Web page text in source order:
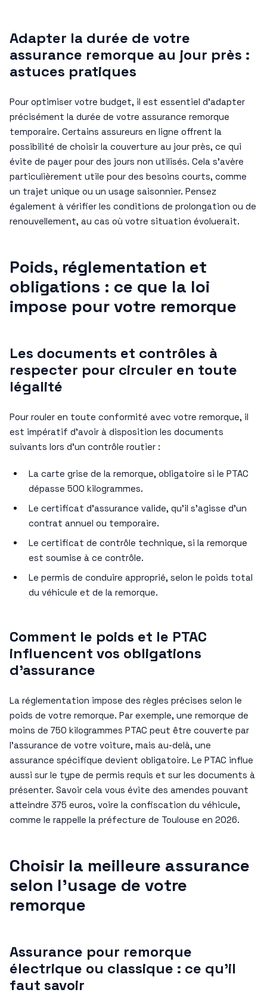
Adapter la durée de votre
assurance remorque au jour près :
astuces pratiques
Pour optimiser votre budget, il est essentiel d’adapter
précisément la durée de votre assurance remorque
temporaire. Certains assureurs en ligne offrent la
possibilité de choisir la couverture au jour près, ce qui
évite de payer pour des jours non utilisés. Cela s’avère
particulièrement utile pour des besoins courts, comme
un trajet unique ou un usage saisonnier. Pensez
également à vérifier les conditions de prolongation ou de
renouvellement, au cas où votre situation évoluerait.
Poids, réglementation et
obligations : ce que la loi
impose pour votre remorque
Les documents et contrôles à
respecter pour circuler en toute
légalité
Pour rouler en toute conformité avec votre remorque, il
est impératif d’avoir à disposition les documents
suivants lors d’un contrôle routier :
La carte grise de la remorque, obligatoire si le PTAC
dépasse 500 kilogrammes.
Le certificat d’assurance valide, qu’il s’agisse d’un
contrat annuel ou temporaire.
Le certificat de contrôle technique, si la remorque
est soumise à ce contrôle.
Le permis de conduire approprié, selon le poids total
du véhicule et de la remorque.
Comment le poids et le PTAC
influencent vos obligations
d’assurance
La réglementation impose des règles précises selon le
poids de votre remorque. Par exemple, une remorque de
moins de 750 kilogrammes PTAC peut être couverte par
l’assurance de votre voiture, mais au-delà, une
assurance spécifique devient obligatoire. Le PTAC influe
aussi sur le type de permis requis et sur les documents à
présenter. Savoir cela vous évite des amendes pouvant
atteindre 375 euros, voire la confiscation du véhicule,
comme le rappelle la préfecture de Toulouse en 2026.
Choisir la meilleure assurance
selon l’usage de votre
remorque
Assurance pour remorque
électrique ou classique : ce qu’il
faut savoir